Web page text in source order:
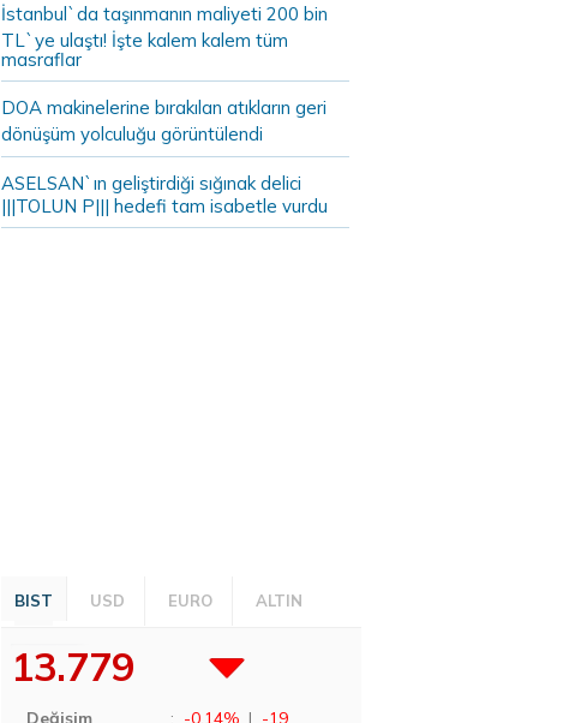
İstanbul`da taşınmanın maliyeti 200 bin
TL`ye ulaştı! İşte kalem kalem tüm
masraflar
DOA makinelerine bırakılan atıkların geri
dönüşüm yolculuğu görüntülendi
ASELSAN`ın geliştirdiği sığınak delici
|||TOLUN P||| hedefi tam isabetle vurdu
BIST USD EURO ALTIN
13.779
Değişim : -0,14% | -19